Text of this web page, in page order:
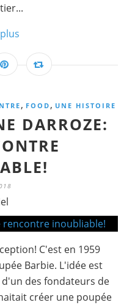
, FOOD, UNE HISTOIRE
DARROZE:
C'est en 1959
Barbie. L'idée est
des fondateurs de
créer une poupée